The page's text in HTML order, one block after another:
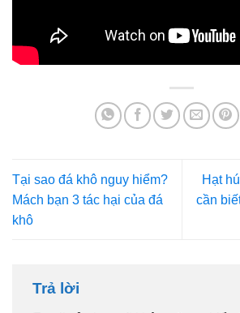
Tại sao đá khô nguy hiểm?
Mách bạn 3 tác hại của đá
khô
Hạt
cần
Trả lời